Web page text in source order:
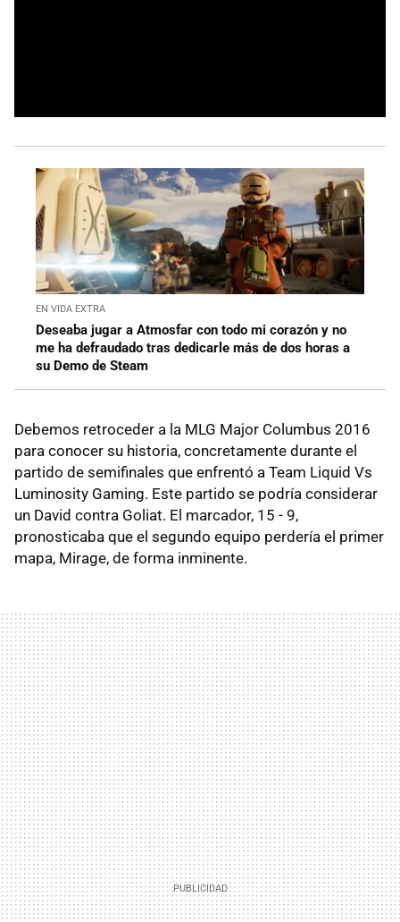
EN VIDA EXTRA
Deseaba jugar a Atmosfar con todo mi corazón y no
me ha defraudado tras dedicarle más de dos horas a
su Demo de Steam
Debemos retroceder a la MLG Major Columbus 2016
para conocer su historia, concretamente durante el
partido de semifinales que enfrentó a Team Liquid Vs
Luminosity Gaming. Este partido se podría considerar
un David contra Goliat. El marcador, 15 - 9,
pronosticaba que el segundo equipo perdería el primer
mapa, Mirage, de forma inminente.